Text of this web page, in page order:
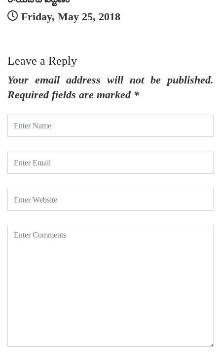
Friday, May 25, 2018
Leave a Reply
Your email address will not be published.
Required fields are marked *